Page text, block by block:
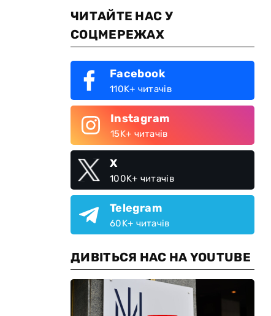
ЧИТАЙТЕ НАС У
СОЦМЕРЕЖАХ
Facebook
110K+ читачів
Instagram
15K+ читачів
X
100K+ читачів
Telegram
60K+ читачів
ДИВІТЬСЯ НАС НА YOUTUBE